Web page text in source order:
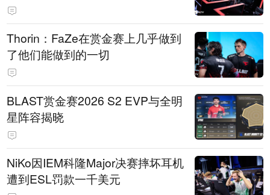
Thorin：FaZe在赏金赛上几乎做到
了他们能做到的一切
BLAST赏金赛2026 S2 EVP与全明
星阵容揭晓
NiKo因IEM科隆Major决赛摔坏耳机
遭到ESL罚款一千美元